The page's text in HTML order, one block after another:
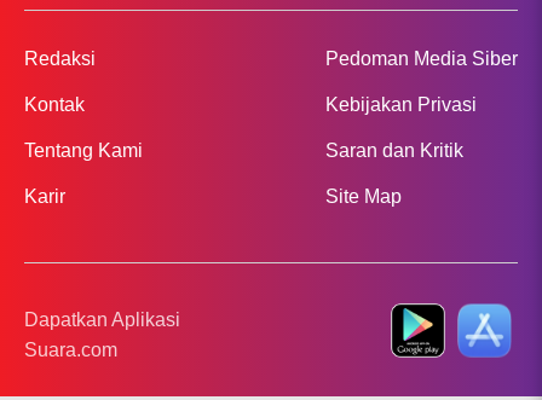
Redaksi
Kontak
Tentang Kami
Karir
Pedoman Media Siber
Kebijakan Privasi
Saran dan Kritik
Site Map
Dapatkan Aplikasi
Suara.com